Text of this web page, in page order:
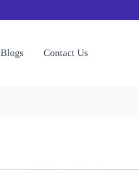
Blogs Contact Us